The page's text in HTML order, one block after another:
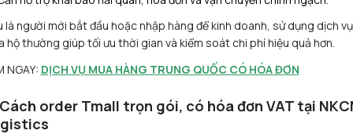
là người mới bắt đầu hoặc nhập hàng để kinh doanh, sử dụng dịch vụ
hộ thường giúp tối ưu thời gian và kiểm soát chi phí hiệu quả hơn.
NGAY: DỊCH VỤ MUA HÀNG TRUNG QUỐC CÓ HÓA ĐƠN
order Tmall trọn gói, có hóa đơn VAT tại